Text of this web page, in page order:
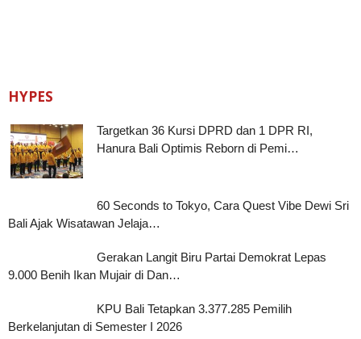
HYPES
Targetkan 36 Kursi DPRD dan 1 DPR RI,
Hanura Bali Optimis Reborn di Pemi…
60 Seconds to Tokyo, Cara Quest Vibe Dewi Sri
Bali Ajak Wisatawan Jelaja…
Gerakan Langit Biru Partai Demokrat Lepas
9.000 Benih Ikan Mujair di Dan…
KPU Bali Tetapkan 3.377.285 Pemilih
Berkelanjutan di Semester I 2026